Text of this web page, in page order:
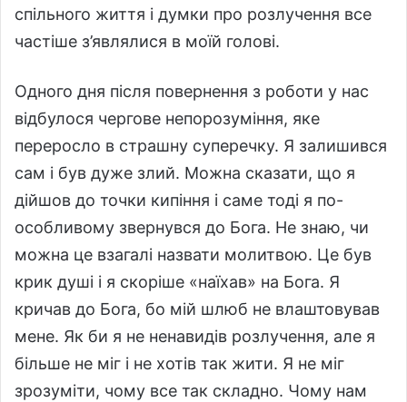
спільного життя і думки про розлучення все
частіше з’являлися в моїй голові.
Одного дня після повернення з роботи у нас
відбулося чергове непорозуміння, яке
переросло в страшну суперечку. Я залишився
сам і був дуже злий. Можна сказати, що я
дійшов до точки кипіння і саме тоді я по-
особливому звернувся до Бога. Не знаю, чи
можна це взагалі назвати молитвою. Це був
крик душі і я скоріше «наїхав» на Бога. Я
кричав до Бога, бо мій шлюб не влаштовував
мене. Як би я не ненавидів розлучення, але я
більше не міг і не хотів так жити. Я не міг
зрозуміти, чому все так складно. Чому нам